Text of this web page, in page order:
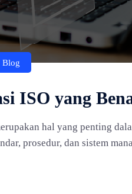
Blog
ISO yang
hal yang penting
prosedur, dan sistem